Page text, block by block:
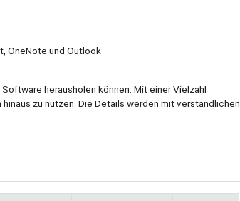
OneNote und Outlook
herausholen können. Mit einer Vielzahl
zu nutzen. Die Details werden mit verständlichen